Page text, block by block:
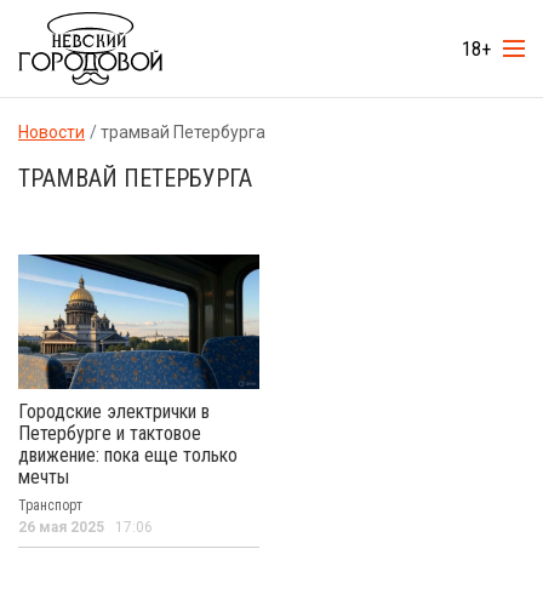
18+
Новости трамвай Петербурга
ТРАМВАЙ ПЕТЕРБУРГА
Городские электрички в
Петербурге и тактовое
движение: пока еще только
мечты
Транспорт
26 мая 2025 17:06